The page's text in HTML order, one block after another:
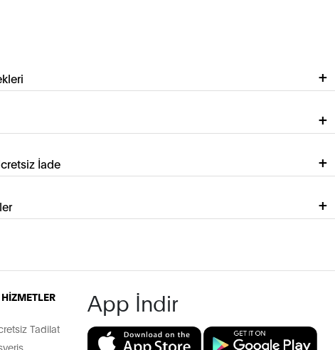
İade
Tadilat
App İndir